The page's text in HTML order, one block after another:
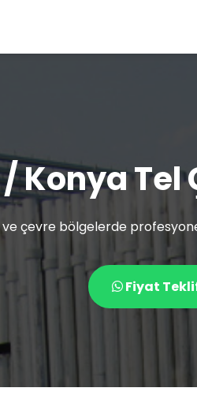
Konya
ve çevre bölgelerde
Fiyat